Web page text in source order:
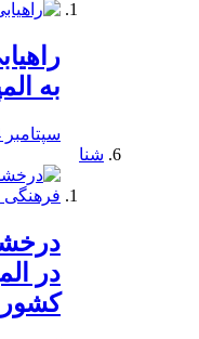
به
سپتامبر 24, 2019
شنا
در
کشور